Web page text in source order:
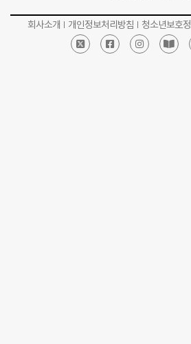
회사소개 개인정보처리방침 청소년보호